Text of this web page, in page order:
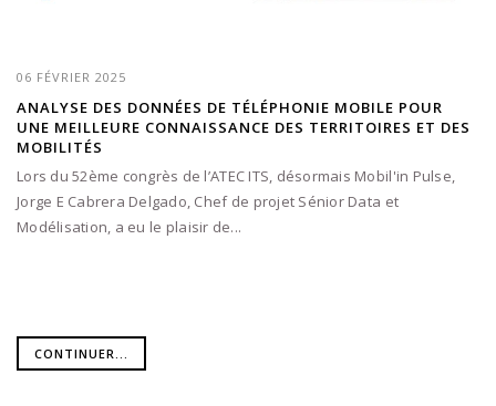
06 FÉVRIER 2025
ANALYSE DES DONNÉES DE TÉLÉPHONIE MOBILE POUR
UNE MEILLEURE CONNAISSANCE DES TERRITOIRES ET DES
MOBILITÉS
Lors du 52ème congrès de l’ATEC ITS, désormais Mobil'in Pulse,
Jorge E Cabrera Delgado, Chef de projet Sénior Data et
Modélisation, a eu le plaisir de...
CONTINUER...